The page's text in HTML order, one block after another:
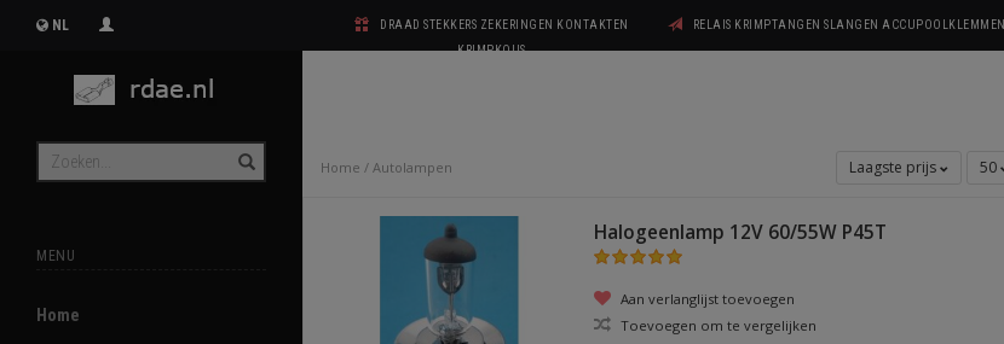
NL
DRAAD STEKKERS ZEKERINGEN KONTAKTEN
KRIMPKOUS
RELAIS KRIMPTANGEN SLANGEN ACCUPOOLKLEMMEN
MENU
Home
Home / Autolampen Laagste prijs 50
Halogeenlamp 12V 60/55W P45T
Aan verlanglijst toevoegen
Toevoegen om te vergelijken